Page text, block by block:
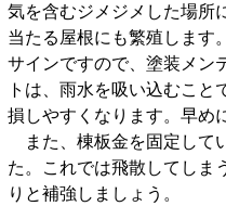
気を含むジメジメした場所
当たる屋根にも繁殖します
サインですので、塗装メン
トは、雨水を吸い込むこ
損しやすくなります。早め
また、棟板金を固定して
た。これでは飛散してしま
りと補強しましょう。